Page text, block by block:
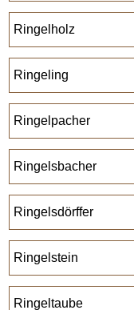
Ringelholz
Ringeling
Ringelpacher
Ringelsbacher
Ringelsdörffer
Ringelstein
Ringeltaube